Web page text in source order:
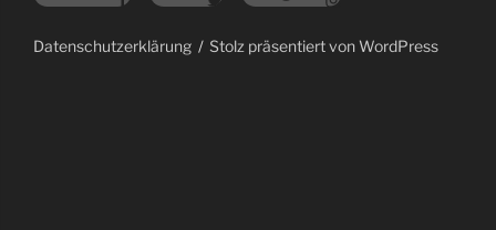
Datenschutzerklärung Stolz präsentiert von WordPress